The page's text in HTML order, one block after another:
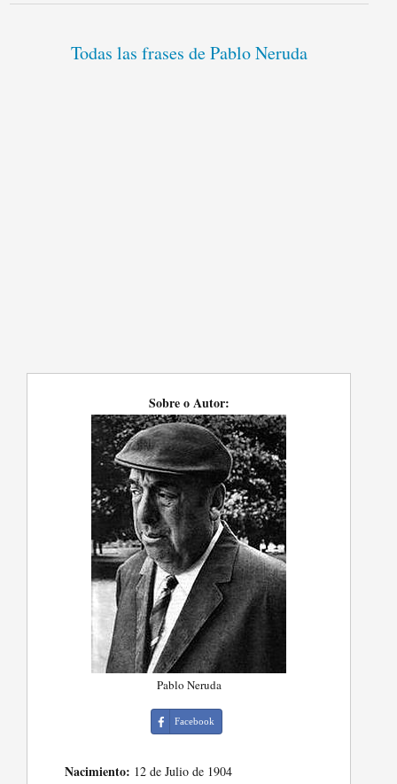
Todas las frases de Pablo Neruda
Sobre o Autor:
Pablo Neruda
Facebook
Nacimiento: 12 de Julio de 1904